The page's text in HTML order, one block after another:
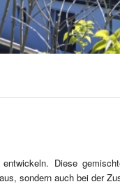
Diese
sondern auch bei der